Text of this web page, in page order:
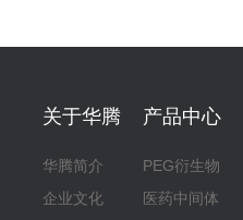
关于华腾
华腾简介
企业文化
产品中心
PEG衍生物
医药中间体